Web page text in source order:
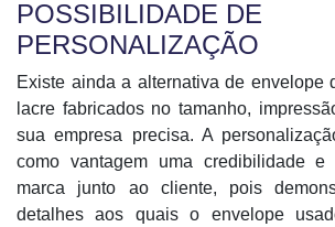
POSSIBILIDADE DE
PERSONALIZAÇÃO
Existe ainda a alternativa de envelope
lacre fabricados no tamanho,
sua empresa precisa. A
como vantagem uma credibilidade e
marca junto ao cliente, pois
detalhes aos quais o envelope